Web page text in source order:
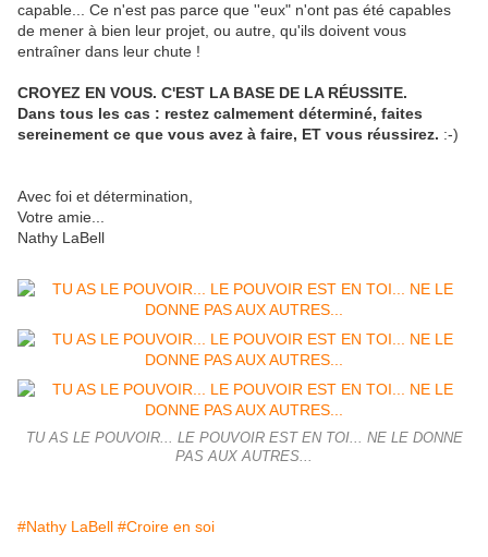
capable... Ce n'est pas parce que ''eux" n'ont pas été capables
de mener à bien leur projet, ou autre, qu'ils doivent vous
entraîner dans leur chute !
CROYEZ EN VOUS. C'EST LA BASE DE LA RÉUSSITE.
Dans tous les cas : restez calmement déterminé, faites
sereinement ce que vous avez à faire, ET vous réussirez. :-)
Avec foi et détermination,
Votre amie...
Nathy LaBell
TU AS LE POUVOIR... LE POUVOIR EST EN TOI... NE LE DONNE
PAS AUX AUTRES...
#Nathy LaBell #Croire en soi